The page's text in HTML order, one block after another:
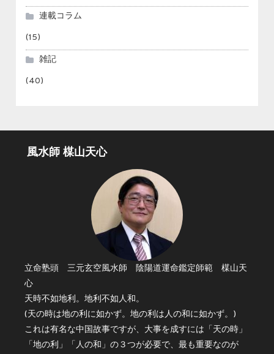
連載コラム
(15)
雑記
(40)
風水師 楳山天心
立命塾頭 三元玄空風水師 陰陽道運命鑑定師範 楳山天
心
天時不如地利。地利不如人和。
(天の時は地の利に如かず。地の利は人の和に如かず。)
これは有名な中国故事ですが、大事を成すには「天の時」
「地の利」「人の和」の３つが必要で、最も重要なのが